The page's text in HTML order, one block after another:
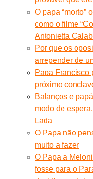
O papa “morto”
como o filme
Antonietta
Por que os
arrepender de
Papa Francisco
próximo
Balanços e
modo de
Lada
O Papa não
muito a fazer
O Papa a
fosse para o